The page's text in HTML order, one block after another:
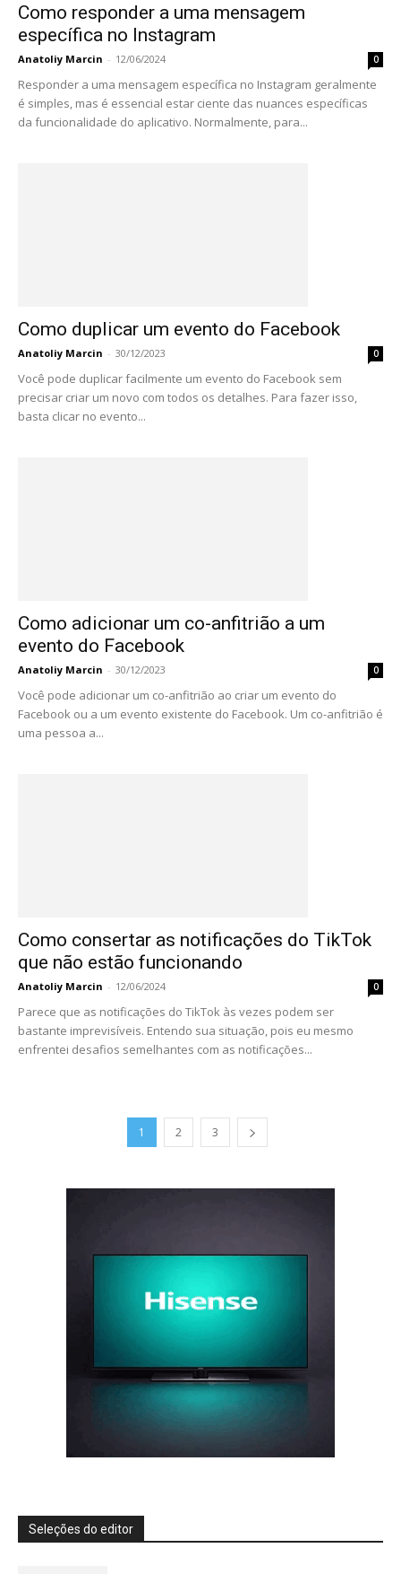
Como responder a uma mensagem
específica no Instagram
Anatoliy Marcin - 12/06/2024 0
Responder a uma mensagem específica no Instagram geralmente
é simples, mas é essencial estar ciente das nuances específicas
da funcionalidade do aplicativo. Normalmente, para...
Como duplicar um evento do Facebook
Anatoliy Marcin - 30/12/2023 0
Você pode duplicar facilmente um evento do Facebook sem
precisar criar um novo com todos os detalhes. Para fazer isso,
basta clicar no evento...
Como adicionar um co-anfitrião a um
evento do Facebook
Anatoliy Marcin - 30/12/2023 0
Você pode adicionar um co-anfitrião ao criar um evento do
Facebook ou a um evento existente do Facebook. Um co-anfitrião é
uma pessoa a...
Como consertar as notificações do TikTok
que não estão funcionando
Anatoliy Marcin - 12/06/2024 0
Parece que as notificações do TikTok às vezes podem ser
bastante imprevisíveis. Entendo sua situação, pois eu mesmo
enfrentei desafios semelhantes com as notificações...
1 2 3
Seleções do editor